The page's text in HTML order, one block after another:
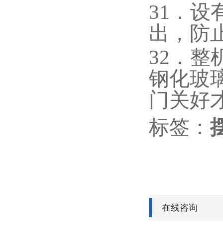
31．设
出，防
32．整
钢化玻
门关好
标签：
在线咨询